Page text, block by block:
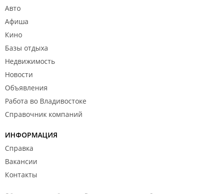
Авто
Афиша
Кино
Базы отдыха
Недвижимость
Новости
Объявления
Работа во Владивостоке
Справочник компаний
ИНФОРМАЦИЯ
Справка
Вакансии
Контакты